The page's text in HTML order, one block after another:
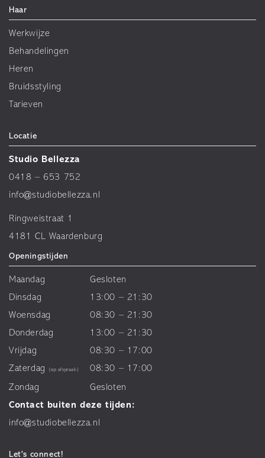
Haar
Werkwijze
Behandelingen
Heren
Bruidsstyling
Tarieven
Locatie
Studio Bellezza
0418 – 653 752
info@studiobellezza.nl
Ringweistraat 1
4181 CL Waardenburg
Openingstijden
Maandag
Gesloten
Dinsdag
13:00 – 21:30
Woensdag
08:30 – 21:30
Donderdag
13:00 – 21:30
Vrijdag
08:30 – 17:00
Zaterdag
(op afspraak)
08:30 – 17:00
Zondag
Gesloten
Contact buiten deze tijden:
info@studiobellezza.nl
Let's connect!